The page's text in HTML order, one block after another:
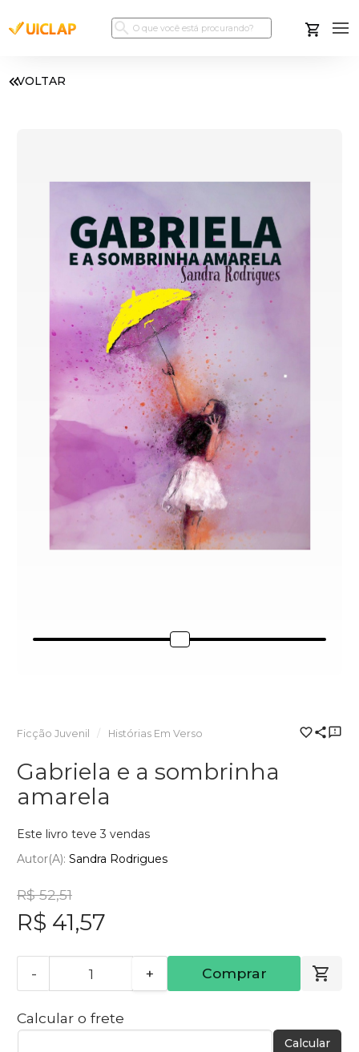
VOLTAR
Ficção Juvenil Histórias Em Verso
Gabriela e a sombrinha
amarela
Este livro teve 3 vendas
Autor(a): Sandra Rodrigues
R$ 52,51
R$ 41,57
- + Comprar
Calcular o frete
Calcular